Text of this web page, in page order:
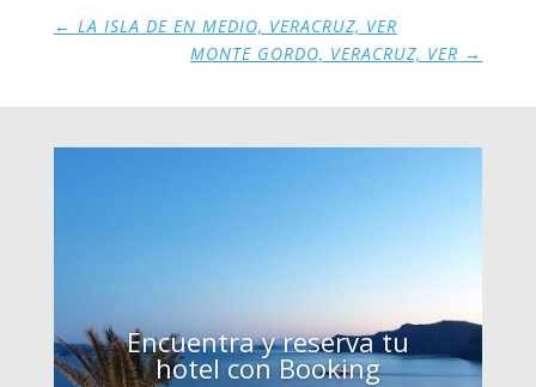
← LA ISLA DE EN MEDIO, VERACRUZ, VER
MONTE GORDO, VERACRUZ, VER →
Encuentra y reserva tu
hotel con Booking